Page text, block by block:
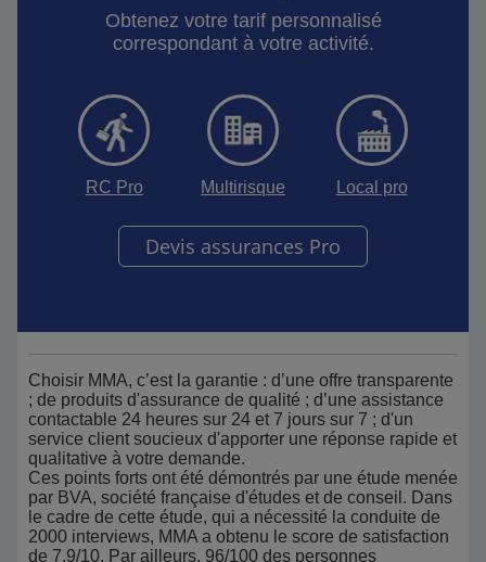
Obtenez votre tarif personnalisé
correspondant à votre activité.
RC Pro Multirisque Local pro
Devis assurances Pro
Choisir MMA, c’est la garantie : d’une offre transparente
; de produits d'assurance de qualité ; d’une assistance
contactable 24 heures sur 24 et 7 jours sur 7 ; d'un
service client soucieux d'apporter une réponse rapide et
qualitative à votre demande.
Ces points forts ont été démontrés par une étude menée
par BVA, société française d'études et de conseil. Dans
le cadre de cette étude, qui a nécessité la conduite de
2000 interviews, MMA a obtenu le score de satisfaction
de 7,9/10. Par ailleurs, 96/100 des personnes